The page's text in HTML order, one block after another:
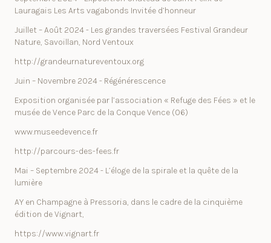
Lauragais Les Arts vagabonds Invitée d’honneur
Juillet – Août 2024 - Les grandes traversées Festival Grandeur
Nature, Savoillan, Nord Ventoux
http://grandeurnatureventoux.org
Juin – Novembre 2024 - Régénérescence
Exposition organisée par l’association « Refuge des Fées » et le
musée de Vence Parc de la Conque Vence (06)
www.museedevence.fr
http://parcours-des-fees.fr
Mai – Septembre 2024 - L’éloge de la spirale et la quête de la
lumière
AY en Champagne à Pressoria, dans le cadre de la cinquième
édition de Vignart,
https://www.vignart.fr